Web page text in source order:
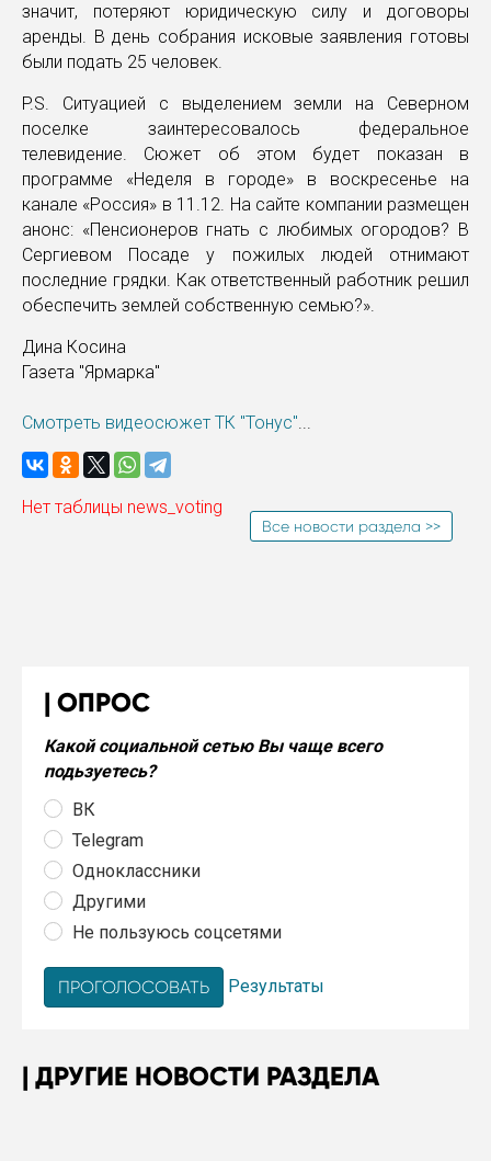
значит, потеряют юридическую силу и договоры
аренды. В день собрания исковые заявления готовы
были подать 25 человек.
P.S. Ситуацией с выделением земли на Северном
поселке заинтересовалось федеральное
телевидение. Сюжет об этом будет показан в
программе «Неделя в городе» в воскресенье на
канале «Россия» в 11.12. На сайте компании размещен
анонс: «Пенсионеров гнать с любимых огородов? В
Сергиевом Посаде у пожилых людей отнимают
последние грядки. Как ответственный работник решил
обеспечить землей собственную семью?».
Дина Косина
Газета "Ярмарка"
Смотреть видеосюжет ТК "Тонус"...
Нет таблицы news_voting
Все новости раздела >>
ОПРОС
Какой социальной сетью Вы чаще всего
подьзуетесь?
ВК
Telegram
Одноклассники
Другими
Не пользуюсь соцсетями
Результаты
ДРУГИЕ НОВОСТИ РАЗДЕЛА